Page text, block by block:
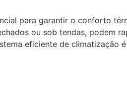
para garantir o conforto
ou sob tendas, podem
eficiente de climatização